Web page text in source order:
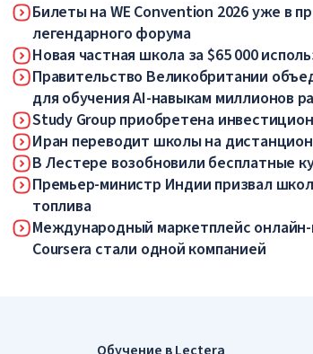
Билеты на WE Convention 2026 уже в
легендарного форума
Новая частная школа за $65 000
Правительство Великобритании
для обучения AI-навыкам миллионов
Study Group приобретена
Иран переводит школы на
В Лестере возобновили бесплатные
Премьер-министр Индии призвал
топлива
Международный маркетплейс
Coursera стали одной компанией